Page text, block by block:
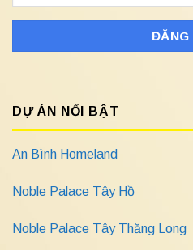
DỰ ÁN NỔI BẬT
An Bình Homeland
Noble Palace Tây Hồ
Noble Palace Tây Thăng Long